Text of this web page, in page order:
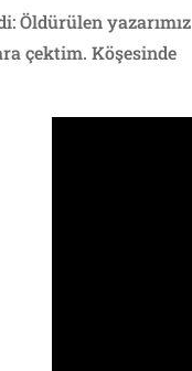
Öldürülen yazarımız
çektim. Köşesinde